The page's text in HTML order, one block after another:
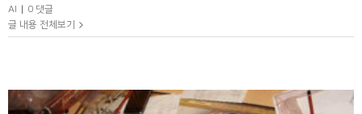
AI | 0 댓글
글 내용 전체보기